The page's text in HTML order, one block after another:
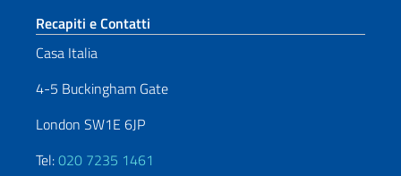
Sezione footer
Recapiti e Contatti
Casa Italia
4-5 Buckingham Gate
London SW1E 6JP
Tel:020 7235 1461